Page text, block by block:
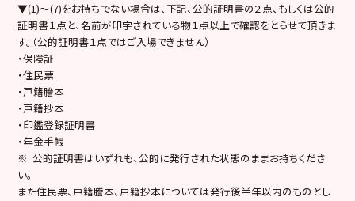
▼(1)～(7)をお持ちでない場合は、下記、公的証明書の２点、もしくは公的
証明書１点と、名前が印字されている物１点以上で確認をとらせて頂きま
す。（公的証明書１点ではご入場できません）
・保険証
・住民票
・戸籍謄本
・戸籍抄本
・印鑑登録証明書
・年金手帳
※ 公的証明書はいずれも、公的に発行された状態のままお持ちくださ
い。
また住民票、戸籍謄本、戸籍抄本については発行後半年以内のものとし